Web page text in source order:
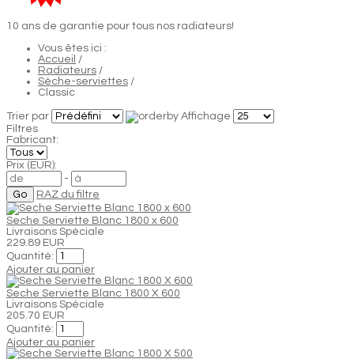
10 ans de garantie pour tous nos radiateurs!
Vous êtes ici :
Accueil /
Radiateurs /
Sèche-serviettes /
Classic
Trier par
Affichage
Filtres
Fabricant:
Prix (EUR):
-
RAZ du filtre
Seche Serviette Blanc 1800 x 600
Livraisons Spéciale
229.89 EUR
Quantité:
Ajouter au panier
Seche Serviette Blanc 1800 X 600
Livraisons Spéciale
205.70 EUR
Quantité:
Ajouter au panier